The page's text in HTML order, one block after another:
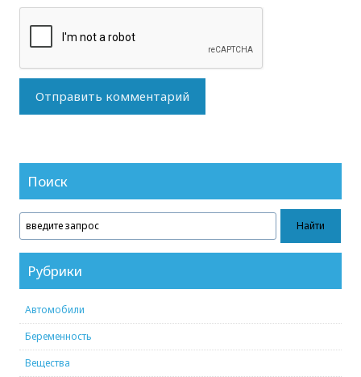
Поиск
Рубрики
Автомобили
Беременность
Вещества